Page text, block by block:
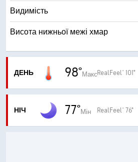
Видимість
Висота нижньої межі хмар
ДЕНЬ 98°МаксRealFeel® 101°
Дуже
ПОПЕРЕДЖЕННЯ
НІЧ 77°Мін RealFeel® 76°